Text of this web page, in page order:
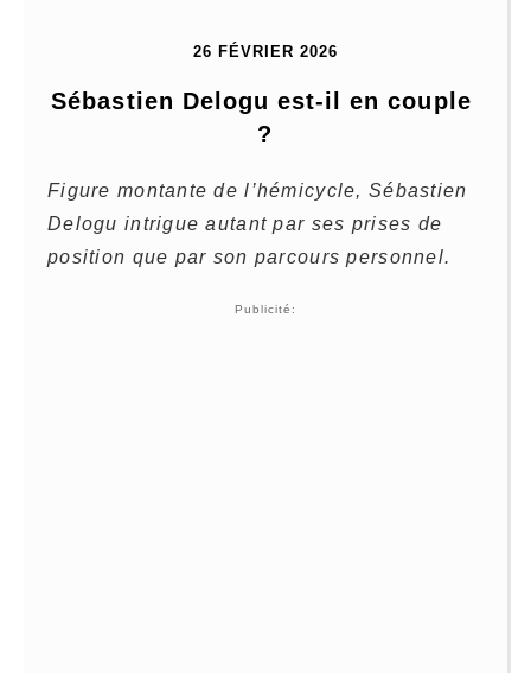
26 FÉVRIER 2026
Sébastien Delogu est-il en couple
?
Figure montante de l’hémicycle, Sébastien
Delogu intrigue autant par ses prises de
position que par son parcours personnel.
Publicité: